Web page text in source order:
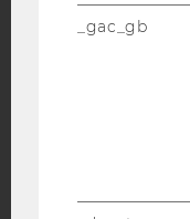
_gac_gb